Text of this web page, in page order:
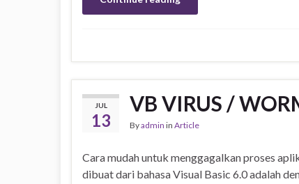
JUL
13
VB VIRUS /
Byadmin in Article
Cara mudah untuk menggagalkan proses
dibuat dari bahasa Visual Basic 6.0 adalah